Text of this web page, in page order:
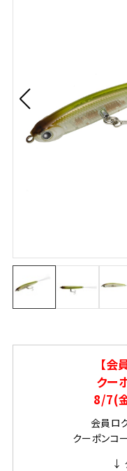
【会
クー
8/7(
会員ロ
クーポンコ
↓